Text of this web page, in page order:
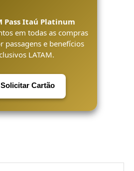
Pass Itaú Platinum
em todas as compras
passagens e benefícios
LATAM.
Cartão